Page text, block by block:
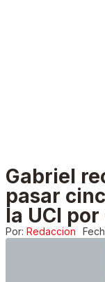
Gabriel
pasar
la UCI
Por: Redaccion